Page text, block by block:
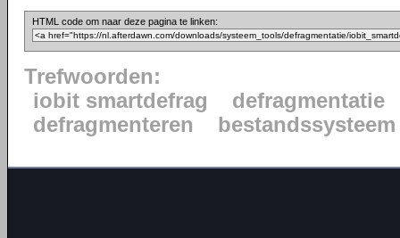
HTML code om naar deze pagina te linken:
Trefwoorden:
iobit smartdefrag
defragmentatie
defragmenteren
bestandssysteem